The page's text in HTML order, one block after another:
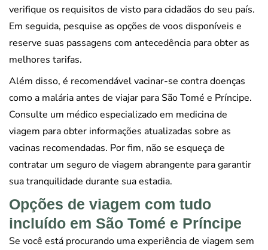
verifique os requisitos de visto para cidadãos do seu país.
Em seguida, pesquise as opções de voos disponíveis e
reserve suas passagens com antecedência para obter as
melhores tarifas.
Além disso, é recomendável vacinar-se contra doenças
como a malária antes de viajar para São Tomé e Príncipe.
Consulte um médico especializado em medicina de
viagem para obter informações atualizadas sobre as
vacinas recomendadas. Por fim, não se esqueça de
contratar um seguro de viagem abrangente para garantir
sua tranquilidade durante sua estadia.
Opções de viagem com tudo
incluído em São Tomé e Príncipe
Se você está procurando uma experiência de viagem sem